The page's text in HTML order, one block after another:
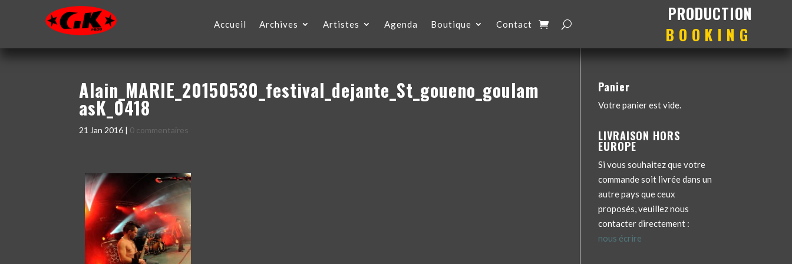
Accueil Archives Artistes Agenda Boutique Contact production
booking
Alain_MARIE_20150530_festival_dejante_St_goueno_goulam
asK_0418
21 Jan 2016 | 0 commentaires
Panier
Votre panier est vide.
LIVRAISON HORS
EUROPE
Si vous souhaitez que votre
commande soit livrée dans un
autre pays que ceux
proposés, veuillez nous
contacter directement :
nous écrire